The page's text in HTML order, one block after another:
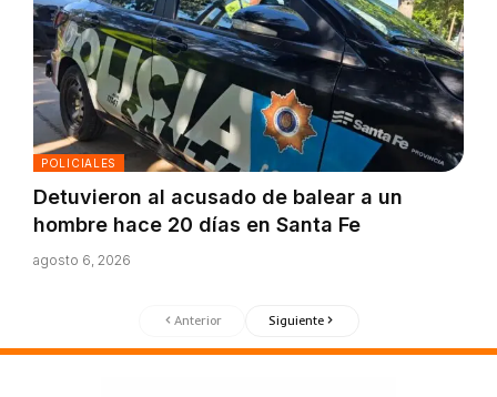
POLICIALES
Detuvieron al acusado de balear a un
hombre hace 20 días en Santa Fe
agosto 6, 2026
Anterior Siguiente